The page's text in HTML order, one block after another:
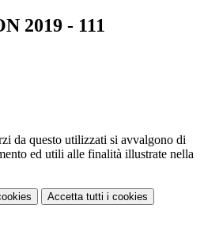
2019 - 111
da questo utilizzati si avvalgono di
ed utili alle finalità illustrate nella
Accetta tutti i cookies